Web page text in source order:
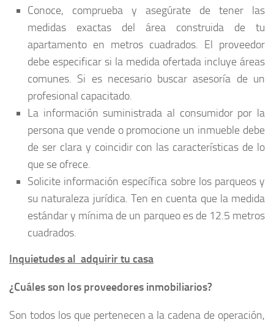
Conoce, comprueba y asegúrate de tener las
medidas exactas del área construida de tu
apartamento en metros cuadrados. El proveedor
debe especificar si la medida ofertada incluye áreas
comunes. Si es necesario buscar asesoría de un
profesional capacitado.
La información suministrada al consumidor por la
persona que vende o promocione un inmueble debe
de ser clara y coincidir con las características de lo
que se ofrece.
Solicite información específica sobre los parqueos y
su naturaleza jurídica. Ten en cuenta que la medida
estándar y mínima de un parqueo es de 12.5 metros
cuadrados.
Inquietudes al adquirir tu casa
¿Cuáles son los proveedores inmobiliarios?
Son todos los que pertenecen a la cadena de operación,